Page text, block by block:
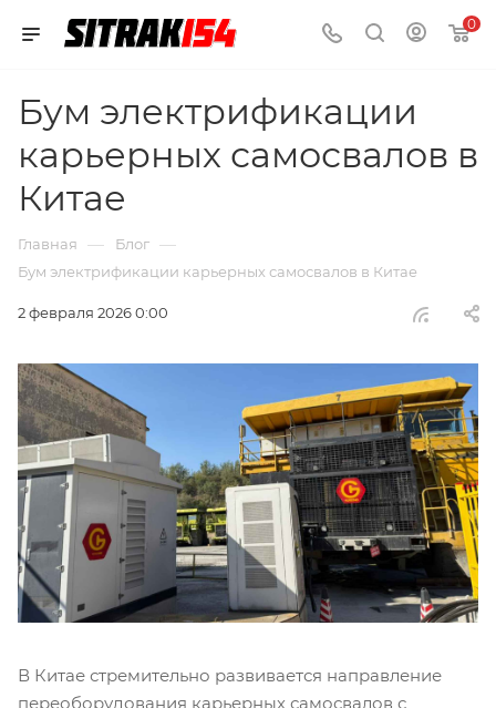
0
Бум электрификации
карьерных самосвалов в
Китае
Главная — Блог —
Бум электрификации карьерных самосвалов в Китае
2 февраля 2026 0:00
В Китае стремительно развивается направление
переоборудования карьерных самосвалов с